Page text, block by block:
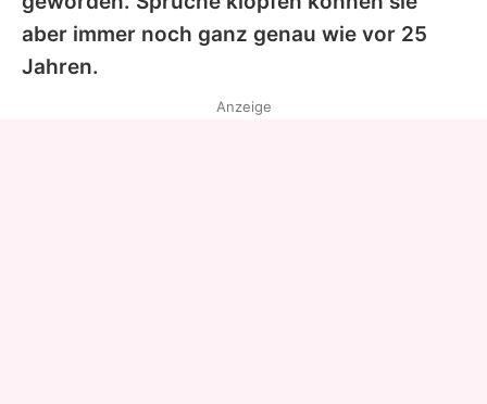
aber immer noch ganz genau wie vor 25
Jahren.
Anzeige